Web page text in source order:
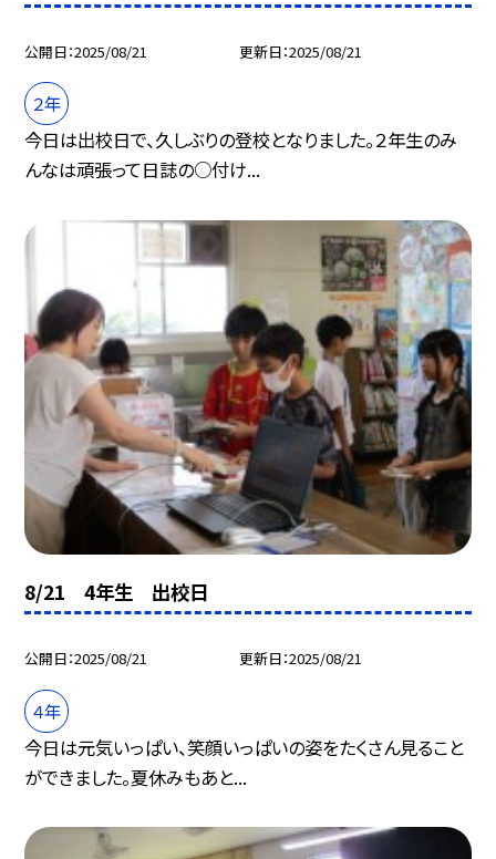
公開日 2025/08/21 更新日 2025/08/21
２年
今日は出校日で、久しぶりの登校となりました。２年生のみ
んなは頑張って日誌の○付け...
8/21 4年生 出校日
公開日 2025/08/21 更新日 2025/08/21
４年
今日は元気いっぱい、笑顔いっぱいの姿をたくさん見ること
ができました。夏休みもあと...